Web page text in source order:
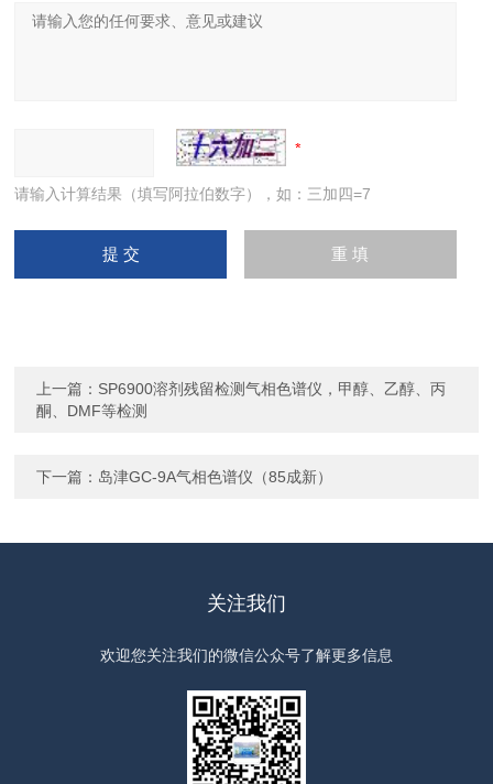
请输入计算结果（填写阿拉伯数字），如：三加四=7
上一篇： SP6900溶剂残留检测气相色谱仪，甲醇、乙醇、丙
酮、DMF等检测
下一篇： 岛津GC-9A气相色谱仪（85成新）
关注我们
欢迎您关注我们的微信公众号了解更多信息